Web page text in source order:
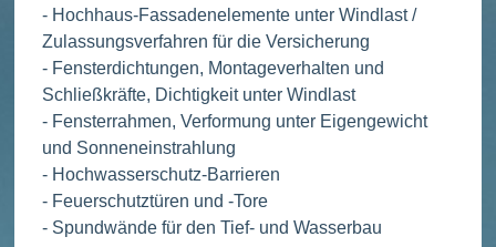
- Hochhaus-Fassadenelemente unter Windlast /
Zulassungsverfahren für die Versicherung
- Fensterdichtungen, Montageverhalten und
Schließkräfte, Dichtigkeit unter Windlast
- Fensterrahmen, Verformung unter Eigengewicht
und Sonneneinstrahlung
- Hochwasserschutz-Barrieren
- Feuerschutztüren und -Tore
- Spundwände für den Tief- und Wasserbau